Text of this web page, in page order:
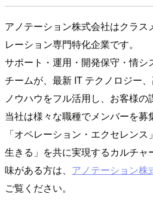
アノテーション株式会社はクラ
レーション専門特化企業です。
サポート・運用・開発保守・情シ
チームが、最新 IT テクノロジー
ノウハウをフル活用し、お客様の
当社は様々な職種でメンバーを募
「オペレーション・エクセレン
生きる」を共に実現するカルチ
味がある方は、 アノテーション株
ご覧ください。